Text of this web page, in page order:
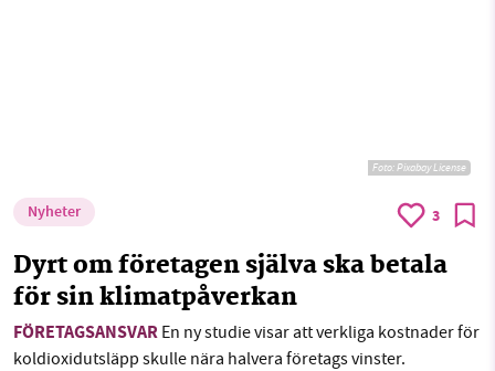
Foto: Pixabay License
Nyheter 3
Dyrt om företagen själva ska betala
för sin klimatpåverkan
FÖRETAGSANSVAR En ny studie visar att verkliga kostnader för
koldioxidutsläpp skulle nära halvera företags vinster.